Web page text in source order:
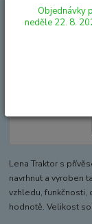
AUTA,
Lena
Lena Traktor s
navrhnut a vyroben
vzhledu, funkčnosti,
hodnotě. Velikost
Objednávky
neděle 22. 8.